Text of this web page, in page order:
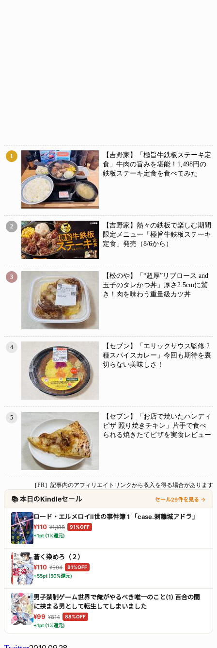
1
【吉野家】「極旨牛鉄板ステーキ定
食」牛肉の旨みを堪能！1,498円の
鉄板ステーキ定食を食べてみた
2
【吉野家】熱々の鉄板で楽しむ期間
限定メニュー「極旨牛鉄板ステーキ
定食」発売（8/6から）
3
【松のや】「“超厚”リブロース and
玉子のタレかつ丼」厚さ2.5cmに驚
き！肉を味わう重量級カツ丼
4
【セブン】「エリックサウス監修 2
種スパイスカレー」今回も期待を裏
切らない美味しさ！
5
【セブン】「お店で焼いたハンディ
ピザ 照り焼きチキン」片手で食べ
られる焼きたてピザを実食レビュー
［PR］記事内のアフィリエイトリンクから収入を得る場合があります
📚 本日のKindleセール セール29件を見る →
ロード・エルメロイII世の事件簿 1 「case.剥離城アドラ」
¥110 ¥1,188
91%OFF
+1pt (1%還元)
蒼く染めろ（２）
¥110 ¥594
81%OFF
+55pt (50%還元)
男子禁制ゲーム世界で俺がやるべき唯一のこと(1) 百合の間
に挟まる男として転生してしまいました
¥99 ¥814
88%OFF
+1pt (1%還元)